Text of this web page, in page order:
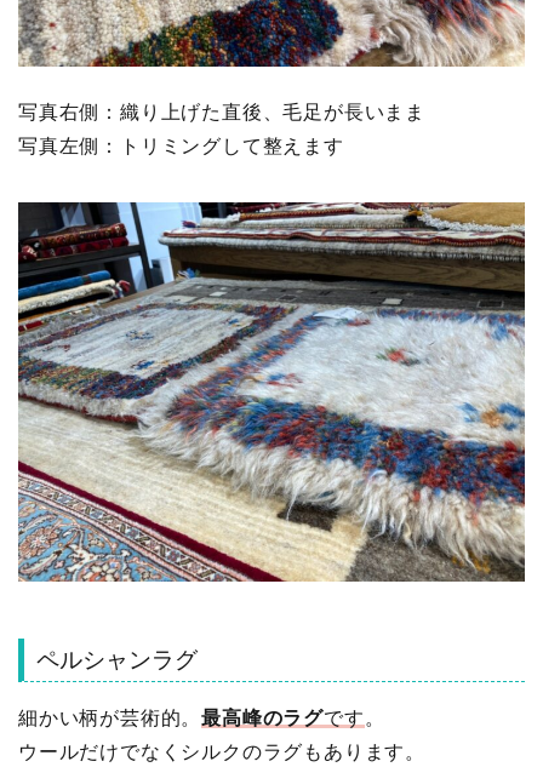
写真右側：織り上げた直後、毛足が長いまま
写真左側：トリミングして整えます
ペルシャンラグ
細かい柄が芸術的。最高峰のラグです 。
ウールだけでなくシルクのラグもあります。